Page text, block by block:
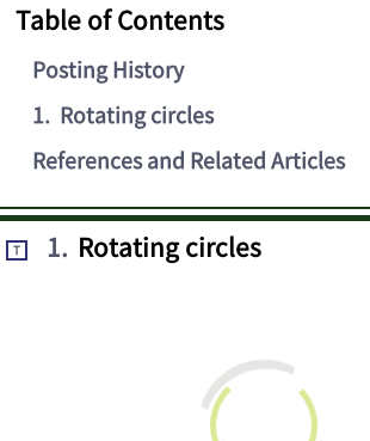
Table of Contents
Posting History
1. Rotating circles
References and Related Articles
T 1. Rotating circles